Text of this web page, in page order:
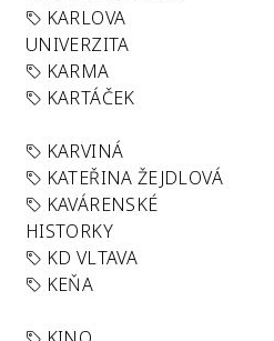
KARLOVA
UNIVERZITA
KARMA
KARTÁČEK
KARVINÁ
KATEŘINA ŽEJDLOVÁ
KAVÁRENSKÉ
HISTORKY
KD VLTAVA
KEŇA